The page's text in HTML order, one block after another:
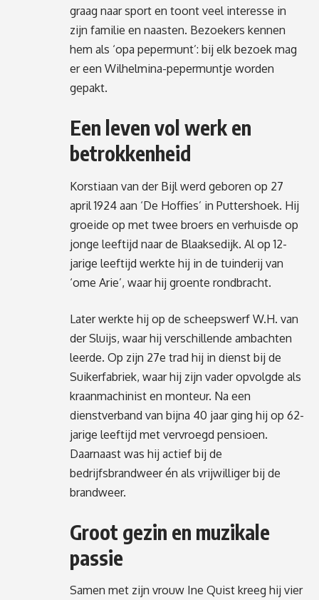
graag naar sport en toont veel interesse in
zijn familie en naasten. Bezoekers kennen
hem als ‘opa pepermunt’: bij elk bezoek mag
er een Wilhelmina-pepermuntje worden
gepakt.
Een leven vol werk en
betrokkenheid
Korstiaan van der Bijl werd geboren op 27
april 1924 aan ‘De Hoffies’ in Puttershoek. Hij
groeide op met twee broers en verhuisde op
jonge leeftijd naar de Blaaksedijk. Al op 12-
jarige leeftijd werkte hij in de tuinderij van
‘ome Arie’, waar hij groente rondbracht.
Later werkte hij op de scheepswerf W.H. van
der Sluijs, waar hij verschillende ambachten
leerde. Op zijn 27e trad hij in dienst bij de
Suikerfabriek, waar hij zijn vader opvolgde als
kraanmachinist en monteur. Na een
dienstverband van bijna 40 jaar ging hij op 62-
jarige leeftijd met vervroegd pensioen.
Daarnaast was hij actief bij de
bedrijfsbrandweer én als vrijwilliger bij de
brandweer.
Groot gezin en muzikale
passie
Samen met zijn vrouw Ine Quist kreeg hij vier